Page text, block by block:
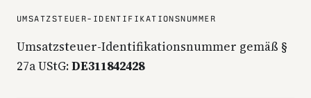
UMSATZSTEUER-IDENTIFIKATIONSNUMMER
Umsatzsteuer-Identifikationsnummer gemäß §
27a UStG:DE311842428